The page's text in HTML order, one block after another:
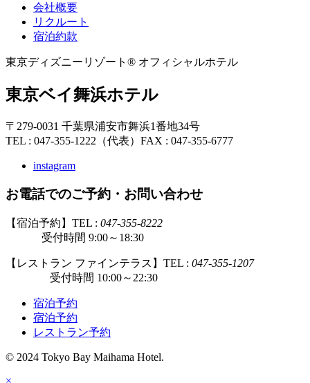
会社概要
リクルート
宿泊約款
東京ディズニーリゾート® オフィシャルホテル
東京ベイ舞浜ホテル
〒279-0031 千葉県浦安市舞浜1番地34号
TEL : 047-355-1222（代表） FAX : 047-355-6777
instagram
お電話でのご予約・お問い合わせ
【宿泊予約】TEL : 047-355-8222
受付時間 9:00～18:30
【レストラン ファインテラス】TEL : 047-355-1207
受付時間 10:00～22:30
宿泊予約
宿泊予約
レストラン予約
© 2024 Tokyo Bay Maihama Hotel.
×